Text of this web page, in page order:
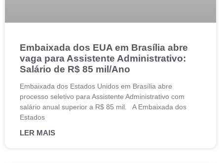
Embaixada dos EUA em Brasília abre
vaga para Assistente Administrativo:
Salário de R$ 85 mil/Ano
Embaixada dos Estados Unidos em Brasília abre
processo seletivo para Assistente Administrativo com
salário anual superior a R$ 85 mil. A Embaixada dos
Estados
LER MAIS